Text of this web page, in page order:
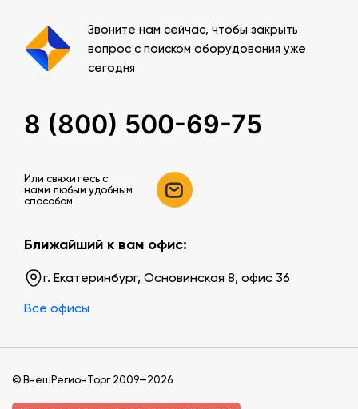
Звоните нам сейчас, чтобы закрыть
вопрос с поиском оборудования уже
сегодня
8 (800) 500-69-75
Или свяжитесь c
нами любым удобным
способом
Ближайший к вам офис:
г. Екатеринбург, Основинская 8, офис 36
Все офисы
© ВнешРегионТорг 2009—2026